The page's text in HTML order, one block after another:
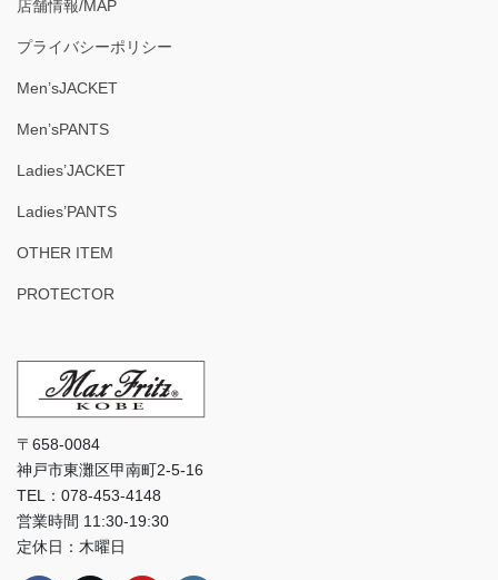
店舗情報/MAP
プライバシーポリシー
Men’sJACKET
Men’sPANTS
Ladies’JACKET
Ladies’PANTS
OTHER ITEM
PROTECTOR
〒658-0084
神戸市東灘区甲南町2-5-16
TEL：078-453-4148
営業時間 11:30-19:30
定休日：木曜日